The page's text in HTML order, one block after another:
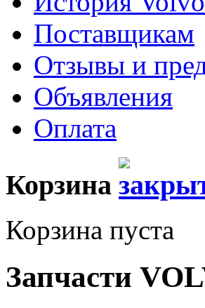
Поставщикам
Отзывы и
Объявления
Оплата
Корзина
Корзина пуста
Запчасти